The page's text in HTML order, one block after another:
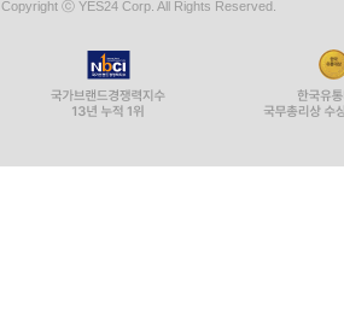
Copyright ⓒ YES24 Corp. All Rights Reserved.